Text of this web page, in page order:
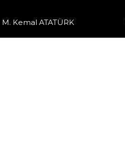
M. Kemal ATATÜRK